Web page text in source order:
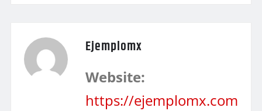
Ejemplomx
Website:
https://ejemplomx.com